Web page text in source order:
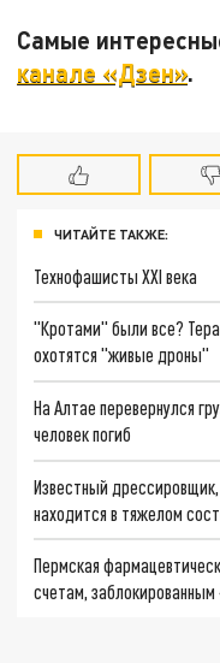
Самые
канале «Дзен».
ЧИТАЙТЕ ТАКЖЕ:
Технофашисты XXI века
"Кротами" были все?
охотятся "живые дроны"
На Алтае перевернулся
человек погиб
Известный
находится в тяжелом
Пермская
счетам,